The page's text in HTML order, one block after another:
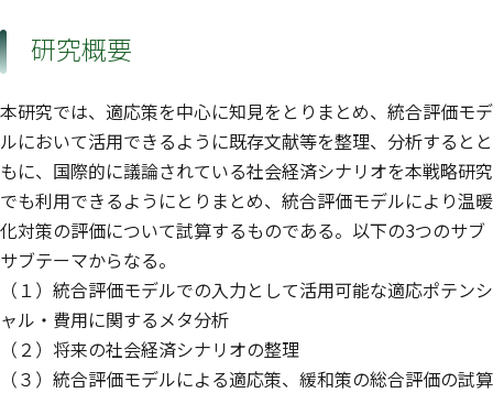
研究概要
本研究では、適応策を中心に知見をとりまとめ、統合評価モデ
ルにおいて活用できるように既存文献等を整理、分析するとと
もに、国際的に議論されている社会経済シナリオを本戦略研究
でも利用できるようにとりまとめ、統合評価モデルにより温暖
化対策の評価について試算するものである。以下の3つのサブ
サブテーマからなる。
（１）統合評価モデルでの入力として活用可能な適応ポテンシ
ャル・費用に関するメタ分析
（２）将来の社会経済シナリオの整理
（３）統合評価モデルによる適応策、緩和策の総合評価の試算